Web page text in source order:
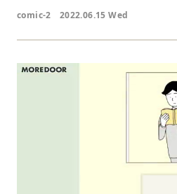
comic-2 2022.06.15 Wed